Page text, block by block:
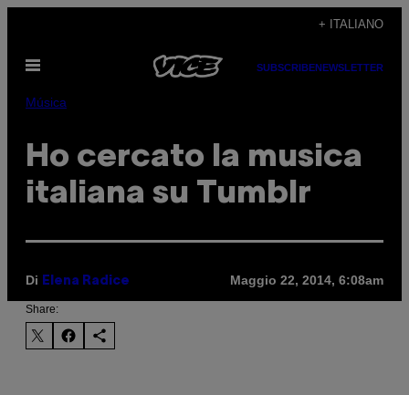
contenuto
+ ITALIANO
Apri
SUBSCRIBENEWSLETTER
Música
Ho cercato la musica
italiana su Tumblr
Di Elena Radice Maggio 22, 2014, 6:08am
Share: